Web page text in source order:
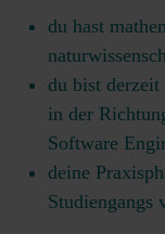
du hast
du bist
in der
Software
deine
Studiengangs